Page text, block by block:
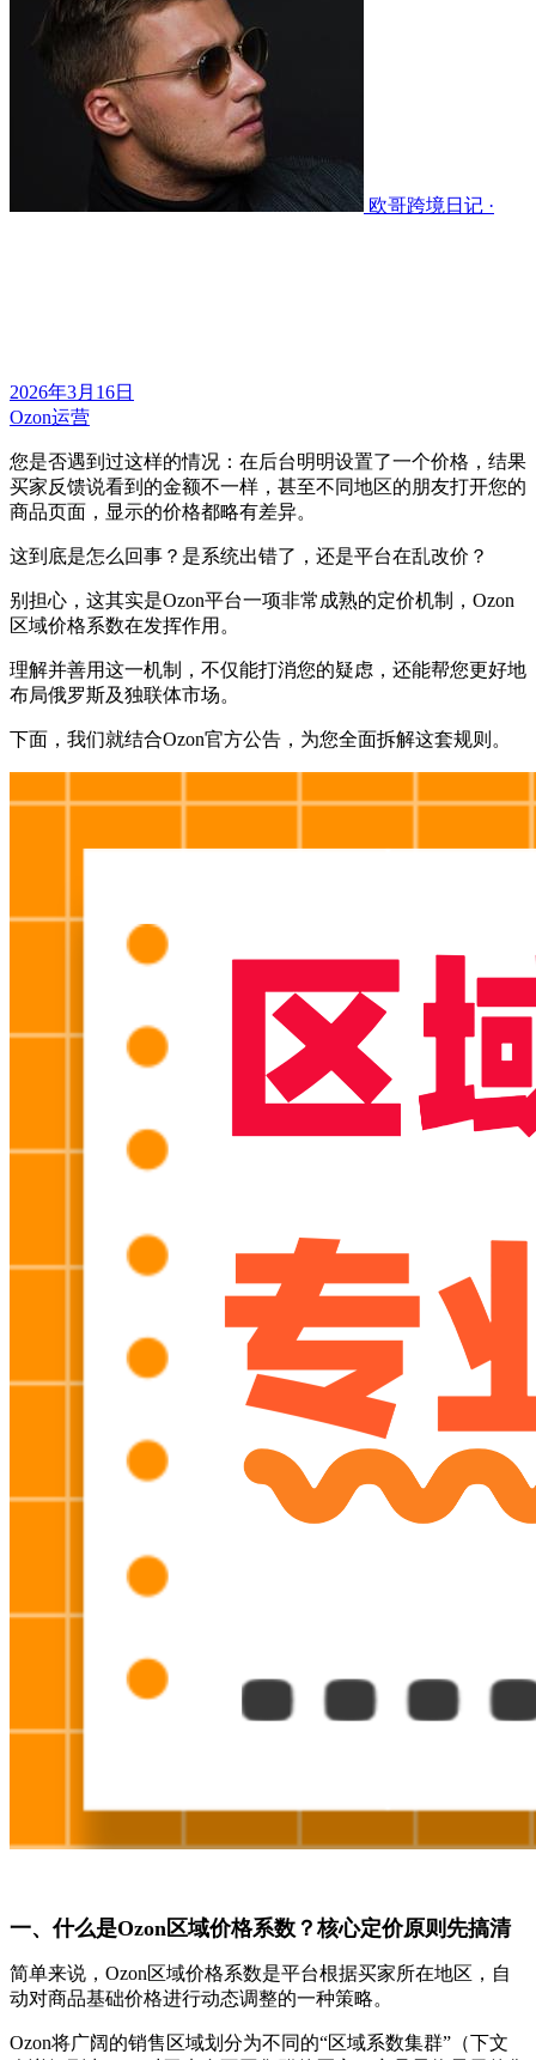
欧哥跨境日记 ·
2026年3月16日
Ozon运营
您是否遇到过这样的情况：在后台明明设置了一个价格，结果
买家反馈说看到的金额不一样，甚至不同地区的朋友打开您的
商品页面，显示的价格都略有差异。
这到底是怎么回事？是系统出错了，还是平台在乱改价？
别担心，这其实是Ozon平台一项非常成熟的定价机制，Ozon
区域价格系数在发挥作用。
理解并善用这一机制，不仅能打消您的疑虑，还能帮您更好地
布局俄罗斯及独联体市场。
下面，我们就结合Ozon官方公告，为您全面拆解这套规则。
一、什么是Ozon区域价格系数？核心定价原则先搞清
简单来说，Ozon区域价格系数是平台根据买家所在地区，自
动对商品基础价格进行动态调整的一种策略。
Ozon将广阔的销售区域划分为不同的“区域系数集群”（下文